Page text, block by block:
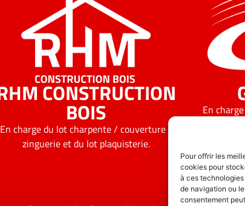
Pour offrir les
cookies pour
à ces
de navigation ou
consentement
CONSTRUCTION
BOIS
En charge du lot charpente / couverture /
zinguerie et du lot plaquisterie.
En